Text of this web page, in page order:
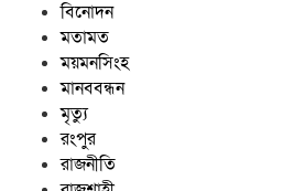
বিনোদন
মতামত
ময়মনসিংহ
মানববন্ধন
মৃত্যু
রংপুর
রাজনীতি